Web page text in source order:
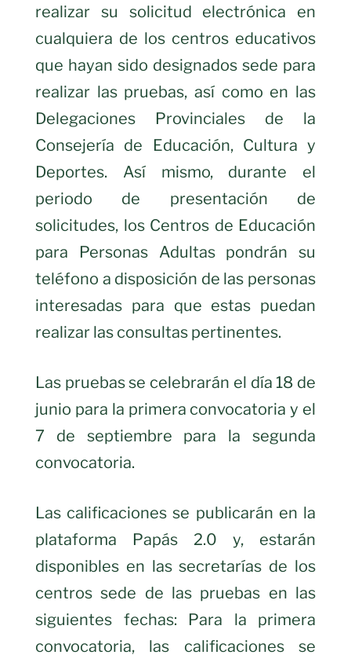
realizar su solicitud electrónica en
cualquiera de los centros educativos
que hayan sido designados sede para
realizar las pruebas, así como en las
Delegaciones Provinciales de la
Consejería de Educación, Cultura y
Deportes. Así mismo, durante el
periodo de presentación de
solicitudes, los Centros de Educación
para Personas Adultas pondrán su
teléfono a disposición de las personas
interesadas para que estas puedan
realizar las consultas pertinentes.
Las pruebas se celebrarán el día 18 de
junio para la primera convocatoria y el
7 de septiembre para la segunda
convocatoria.
Las calificaciones se publicarán en la
plataforma Papás 2.0 y, estarán
disponibles en las secretarías de los
centros sede de las pruebas en las
siguientes fechas: Para la primera
convocatoria, las calificaciones se